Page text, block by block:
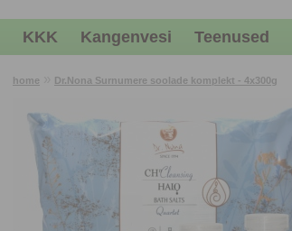
KKK Kangenvesi Teenused
home Dr.Nona Surnumere soolade komplekt - 4x300g